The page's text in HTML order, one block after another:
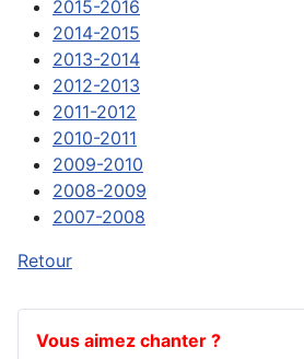
2015-2016
2014-2015
2013-2014
2012-2013
2011-2012
2010-2011
2009-2010
2008-2009
2007-2008
Retour
Vous aimez chanter ?